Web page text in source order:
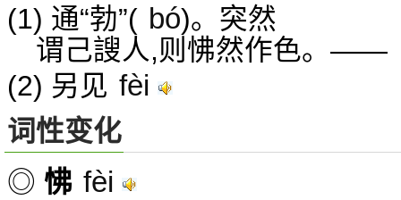
(1) 通“勃”( bó)。突然
谓己謏人,则怫然作色。——
(2) 另见 fèi
词性变化
◎ 怫 fèi